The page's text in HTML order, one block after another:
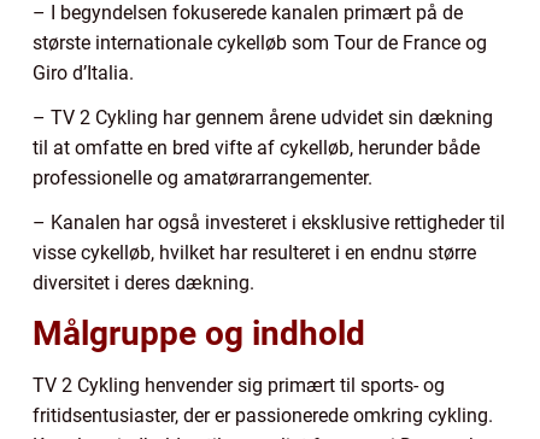
– I begyndelsen fokuserede kanalen primært på de
største internationale cykelløb som Tour de France og
Giro d’Italia.
– TV 2 Cykling har gennem årene udvidet sin dækning
til at omfatte en bred vifte af cykelløb, herunder både
professionelle og amatørarrangementer.
– Kanalen har også investeret i eksklusive rettigheder til
visse cykelløb, hvilket har resulteret i en endnu større
diversitet i deres dækning.
Målgruppe og indhold
TV 2 Cykling henvender sig primært til sports- og
fritidsentusiaster, der er passionerede omkring cykling.